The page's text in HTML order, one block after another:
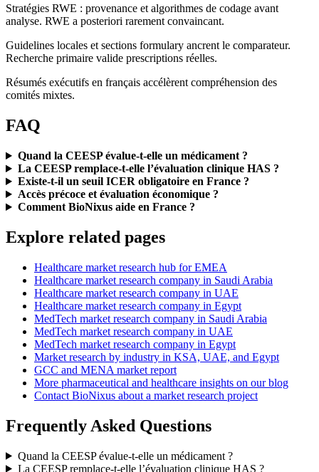
Stratégies RWE : provenance et algorithmes de codage avant
analyse. RWE a posteriori rarement convaincant.
Guidelines locales et sections formulary ancrent le comparateur.
Recherche primaire valide prescriptions réelles.
Résumés exécutifs en français accélèrent compréhension des
comités mixtes.
FAQ
Quand la CEESP évalue-t-elle un médicament ?
La CEESP remplace-t-elle l’évaluation clinique HAS ?
Existe-t-il un seuil ICER obligatoire en France ?
Accès précoce et évaluation économique ?
Comment BioNixus aide en France ?
Explore related pages
Healthcare market research hub for EMEA
Healthcare market research company in Saudi Arabia
Healthcare market research company in UAE
Healthcare market research company in Egypt
MedTech market research company in Saudi Arabia
MedTech market research company in UAE
MedTech market research company in Egypt
Market research by industry in KSA, UAE, and Egypt
GCC and MENA market report
More pharmaceutical and healthcare insights on our blog
Contact BioNixus about a market research project
Frequently Asked Questions
Quand la CEESP évalue-t-elle un médicament ?
La CEESP remplace-t-elle l’évaluation clinique HAS ?